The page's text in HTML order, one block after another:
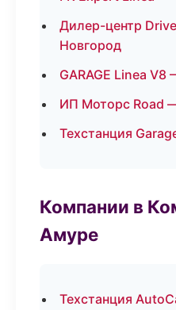
Дилер-центр
Новгород
GARAGE Linea
ИП Моторс Road
Техстанция
Компании в
Амуре
Техстанция